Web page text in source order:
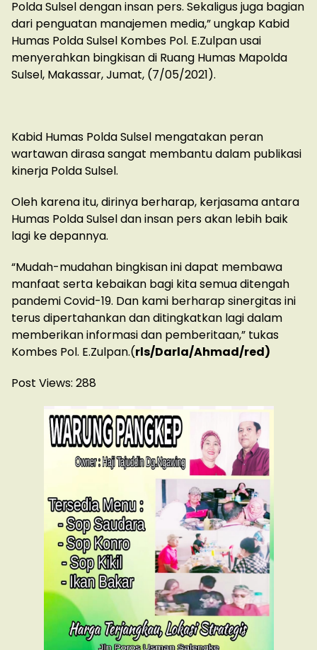
Polda Sulsel dengan insan pers. Sekaligus juga bagian
dari penguatan manajemen media,” ungkap Kabid
Humas Polda Sulsel Kombes Pol. E.Zulpan usai
menyerahkan bingkisan di Ruang Humas Mapolda
Sulsel, Makassar, Jumat, (7/05/2021).
Kabid Humas Polda Sulsel mengatakan peran
wartawan dirasa sangat membantu dalam publikasi
kinerja Polda Sulsel.
Oleh karena itu, dirinya berharap, kerjasama antara
Humas Polda Sulsel dan insan pers akan lebih baik
lagi ke depannya.
“Mudah-mudahan bingkisan ini dapat membawa
manfaat serta kebaikan bagi kita semua ditengah
pandemi Covid-19. Dan kami berharap sinergitas ini
terus dipertahankan dan ditingkatkan lagi dalam
memberikan informasi dan pemberitaan,” tukas
Kombes Pol. E.Zulpan.(rls/Darla/Ahmad/red)
Post Views: 288